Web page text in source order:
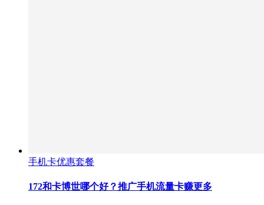
手机卡优惠套餐
172和卡博世哪个好？推广手机流量卡赚更多